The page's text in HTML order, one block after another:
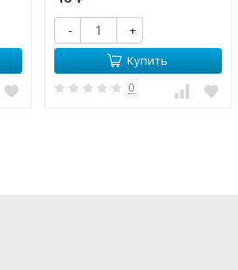
-
+
Купить
0